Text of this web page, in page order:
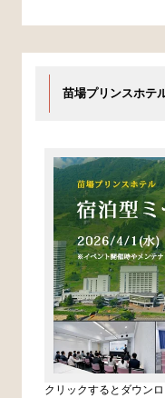
苗場プリンスホテ
クリックするとダウン